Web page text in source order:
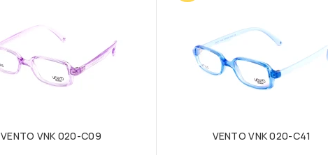
VENTO VNK 020-C09 VENTO VNK 020-C41